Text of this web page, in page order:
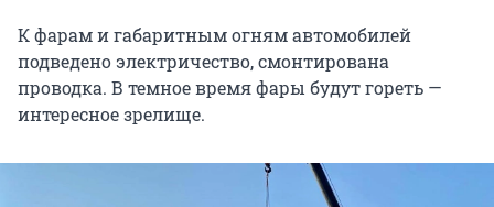
К фарам и габаритным огням автомобилей
подведено электричество, смонтирована
проводка. В темное время фары будут гореть —
интересное зрелище.